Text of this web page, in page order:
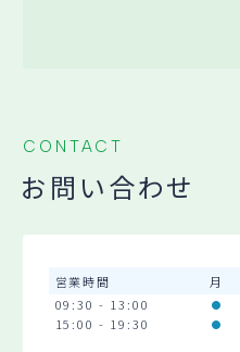
CONTACT
お問い合わせ
営業時間 月
09:30 - 13:00
15:00 - 19:30